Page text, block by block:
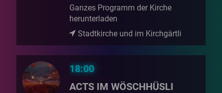
Ganzes Programm der Kirche
herunterladen
Stadtkirche und im Kirchgärtli
18:00
ACTS IM WÖSCHHÜSLI